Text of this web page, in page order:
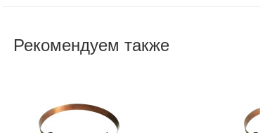
Рекомендуем также